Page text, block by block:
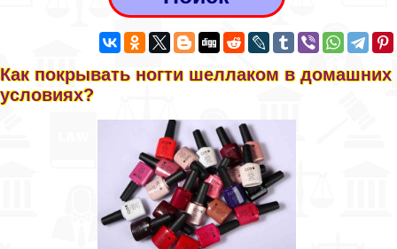
Как покрывать ногти шеллаком в домашних
условиях?